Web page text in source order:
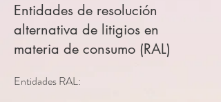
Entidades de resolución
alternativa de litigios en
materia de consumo (RAL)
Entidades RAL: